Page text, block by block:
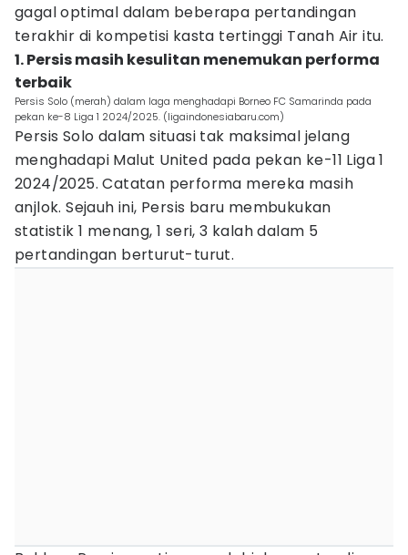
gagal optimal dalam beberapa pertandingan
terakhir di kompetisi kasta tertinggi Tanah Air itu.
1. Persis masih kesulitan menemukan performa
terbaik
Persis Solo (merah) dalam laga menghadapi Borneo FC Samarinda pada
pekan ke-8 Liga 1 2024/2025. (ligaindonesiabaru.com)
Persis Solo dalam situasi tak maksimal jelang
menghadapi Malut United pada pekan ke-11 Liga 1
2024/2025. Catatan performa mereka masih
anjlok. Sejauh ini, Persis baru membukukan
statistik 1 menang, 1 seri, 3 kalah dalam 5
pertandingan berturut-turut.